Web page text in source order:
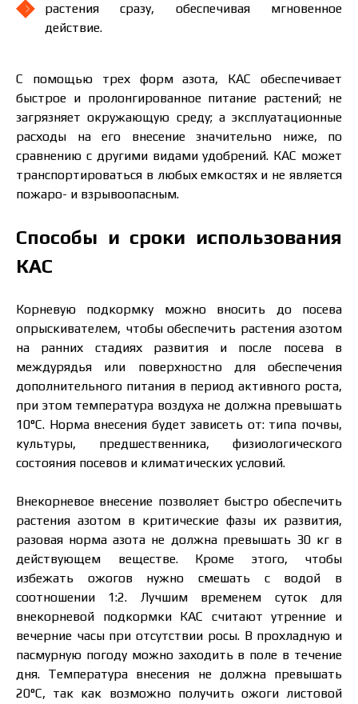
растения сразу, обеспечивая мгновенное
действие.
С помощью трех форм азота, КАС обеспечивает
быстрое и пролонгированное питание растений; не
загрязняет окружающую среду; а эксплуатационные
расходы на его внесение значительно ниже, по
сравнению с другими видами удобрений. КАС может
транспортироваться в любых емкостях и не является
пожаро- и взрывоопасным.
Способы и сроки использования
КАС
Корневую подкормку можно вносить до посева
опрыскивателем, чтобы обеспечить растения азотом
на ранних стадиях развития и после посева в
междурядья или поверхностно для обеспечения
дополнительного питания в период активного роста,
при этом температура воздуха не должна превышать
10°C. Норма внесения будет зависеть от: типа почвы,
культуры, предшественника, физиологического
состояния посевов и климатических условий.
Внекорневое внесение позволяет быстро обеспечить
растения азотом в критические фазы их развития,
разовая норма азота не должна превышать 30 кг в
действующем веществе. Кроме этого, чтобы
избежать ожогов нужно смешать с водой в
соотношении 1:2. Лучшим временем суток для
внекорневой подкормки КАС считают утренние и
вечерние часы при отсутствии росы. В прохладную и
пасмурную погоду можно заходить в поле в течение
дня. Температура внесения не должна превышать
20°С, так как возможно получить ожоги листовой